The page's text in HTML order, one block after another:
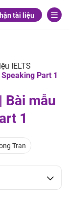
tài liệu
IELTS
Part 1
Bài mẫu
1
Tran